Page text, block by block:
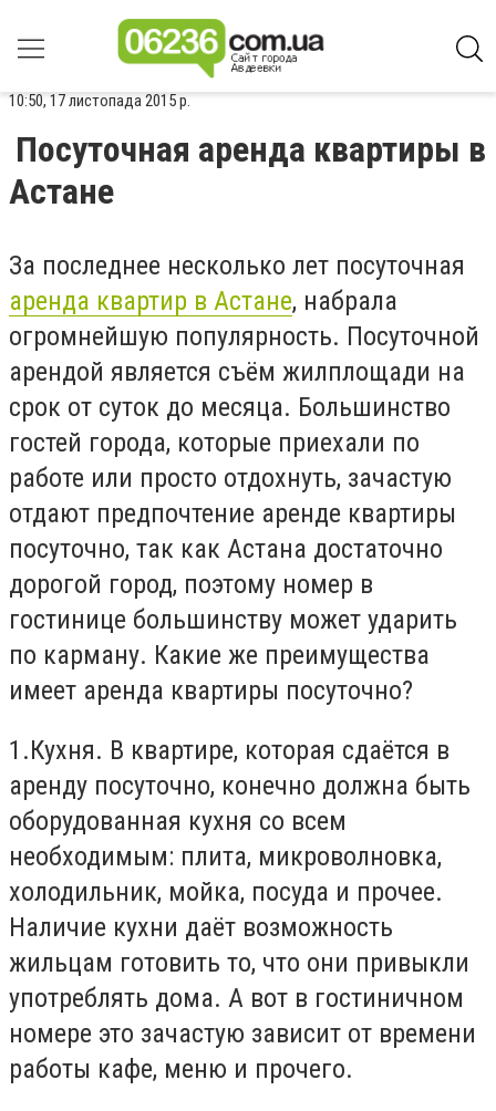
10:50, 17 листопада 2015 р.
Посуточная аренда квартиры в
Астане
За последнее несколько лет посуточная
аренда квартир в Астане, набрала
огромнейшую популярность. Посуточной
арендой является съём жилплощади на
срок от суток до месяца. Большинство
гостей города, которые приехали по
работе или просто отдохнуть, зачастую
отдают предпочтение аренде квартиры
посуточно, так как Астана достаточно
дорогой город, поэтому номер в
гостинице большинству может ударить
по карману. Какие же преимущества
имеет аренда квартиры посуточно?
1.Кухня. В квартире, которая сдаётся в
аренду посуточно, конечно должна быть
оборудованная кухня со всем
необходимым: плита, микроволновка,
холодильник, мойка, посуда и прочее.
Наличие кухни даёт возможность
жильцам готовить то, что они привыкли
употреблять дома. А вот в гостиничном
номере это зачастую зависит от времени
работы кафе, меню и прочего.